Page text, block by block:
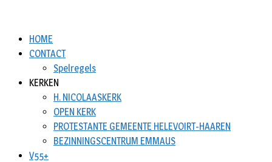
HOME
CONTACT
Spelregels
KERKEN
H. NICOLAASKERK
OPEN KERK
PROTESTANTE GEMEENTE HELEVOIRT-HAAREN
BEZINNINGSCENTRUM EMMAUS
V55+